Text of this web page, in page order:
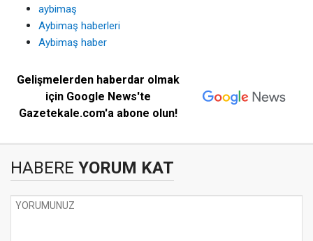
aybimaş
Aybimaş haberleri
Aybimaş haber
Gelişmelerden haberdar olmak
için Google News'te
Gazetekale.com'a abone olun!
HABERE YORUM KAT